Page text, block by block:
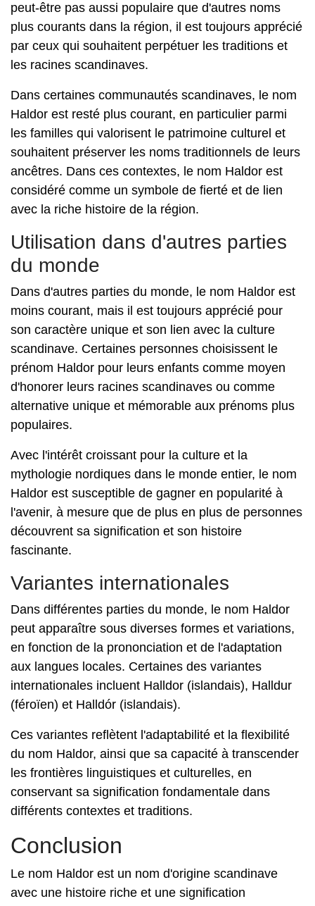
peut-être pas aussi populaire que d'autres noms
plus courants dans la région, il est toujours apprécié
par ceux qui souhaitent perpétuer les traditions et
les racines scandinaves.
Dans certaines communautés scandinaves, le nom
Haldor est resté plus courant, en particulier parmi
les familles qui valorisent le patrimoine culturel et
souhaitent préserver les noms traditionnels de leurs
ancêtres. Dans ces contextes, le nom Haldor est
considéré comme un symbole de fierté et de lien
avec la riche histoire de la région.
Utilisation dans d'autres parties
du monde
Dans d'autres parties du monde, le nom Haldor est
moins courant, mais il est toujours apprécié pour
son caractère unique et son lien avec la culture
scandinave. Certaines personnes choisissent le
prénom Haldor pour leurs enfants comme moyen
d'honorer leurs racines scandinaves ou comme
alternative unique et mémorable aux prénoms plus
populaires.
Avec l'intérêt croissant pour la culture et la
mythologie nordiques dans le monde entier, le nom
Haldor est susceptible de gagner en popularité à
l'avenir, à mesure que de plus en plus de personnes
découvrent sa signification et son histoire
fascinante.
Variantes internationales
Dans différentes parties du monde, le nom Haldor
peut apparaître sous diverses formes et variations,
en fonction de la prononciation et de l'adaptation
aux langues locales. Certaines des variantes
internationales incluent Halldor (islandais), Halldur
(féroïen) et Halldór (islandais).
Ces variantes reflètent l'adaptabilité et la flexibilité
du nom Haldor, ainsi que sa capacité à transcender
les frontières linguistiques et culturelles, en
conservant sa signification fondamentale dans
différents contextes et traditions.
Conclusion
Le nom Haldor est un nom d'origine scandinave
avec une histoire riche et une signification